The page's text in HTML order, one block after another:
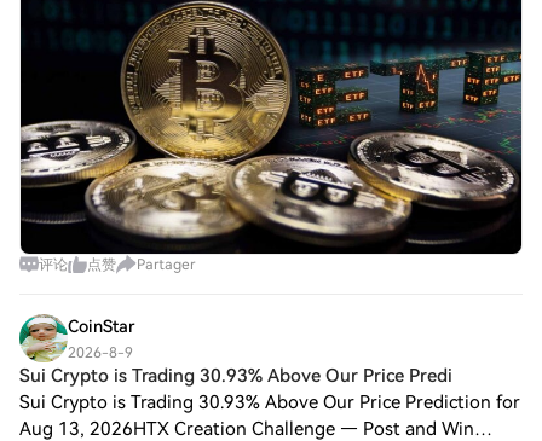
Insights: Bitcoin ETF inflows reached $75
评论 点赞 Partager
CoinStar
2026-8-9
Sui Crypto is Trading 30.93% Above Our Price Predi
Sui Crypto is Trading 30.93% Above Our Price Prediction for
Aug 13, 2026HTX Creation Challenge — Post and Win